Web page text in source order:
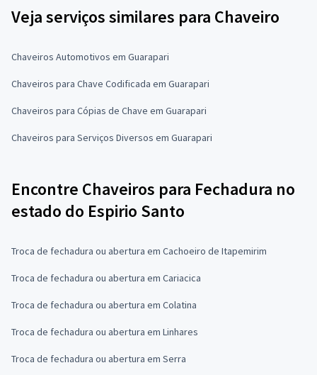
Veja serviços similares para Chaveiro
Chaveiros Automotivos em Guarapari
Chaveiros para Chave Codificada em Guarapari
Chaveiros para Cópias de Chave em Guarapari
Chaveiros para Serviços Diversos em Guarapari
Encontre Chaveiros para Fechadura no
estado do Espirio Santo
Troca de fechadura ou abertura em Cachoeiro de Itapemirim
Troca de fechadura ou abertura em Cariacica
Troca de fechadura ou abertura em Colatina
Troca de fechadura ou abertura em Linhares
Troca de fechadura ou abertura em Serra